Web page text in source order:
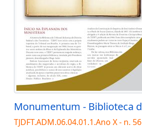
TJDFT.ADM.06.04.01.1.Ano X - n. 56